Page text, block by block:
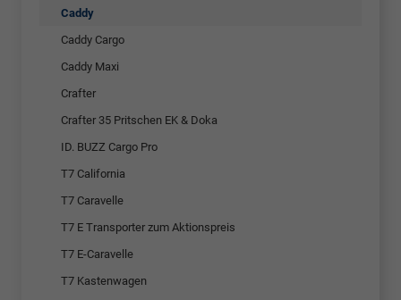
Caddy
Caddy Cargo
Caddy Maxi
Crafter
Crafter 35 Pritschen EK & Doka
ID. BUZZ Cargo Pro
T7 California
T7 Caravelle
T7 E Transporter zum Aktionspreis
T7 E-Caravelle
T7 Kastenwagen